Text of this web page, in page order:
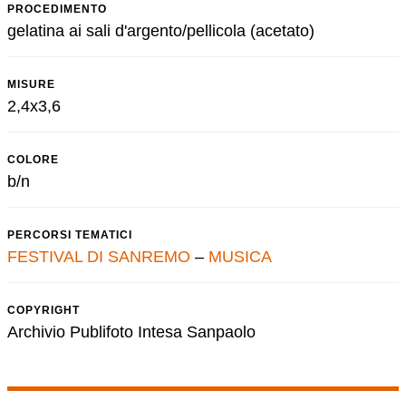
PROCEDIMENTO
gelatina ai sali d'argento/pellicola (acetato)
MISURE
2,4x3,6
COLORE
b/n
PERCORSI TEMATICI
FESTIVAL DI SANREMO – MUSICA
COPYRIGHT
Archivio Publifoto Intesa Sanpaolo